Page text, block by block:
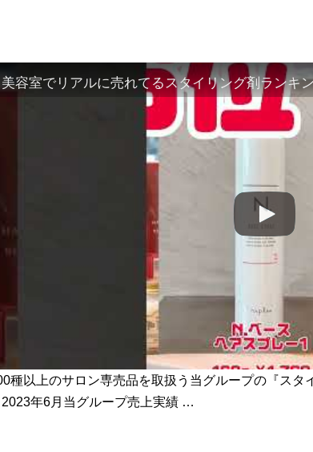
美容室でリアルに売れてるスタイリング剤ランキ
種以上のサロン専売品を取扱う当グループの『スタ
年6月当グループ売上実績 …